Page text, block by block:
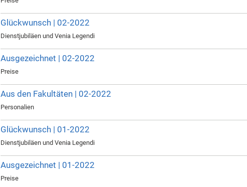
Glückwunsch | 02-2022
Dienstjubiläen und Venia Legendi
Ausgezeichnet | 02-2022
Preise
Aus den Fakultäten | 02-2022
Personalien
Glückwunsch | 01-2022
Dienstjubiläen und Venia Legendi
Ausgezeichnet | 01-2022
Preise